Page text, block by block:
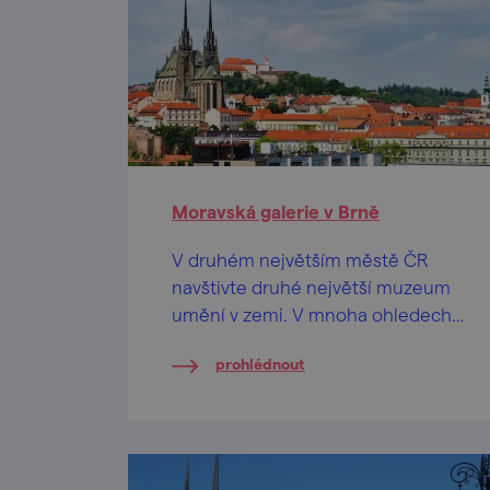
Moravská galerie v Brně
V druhém největším městě ČR
navštivte druhé největší muzeum
umění v zemi. V mnoha ohledech
prohlédnout